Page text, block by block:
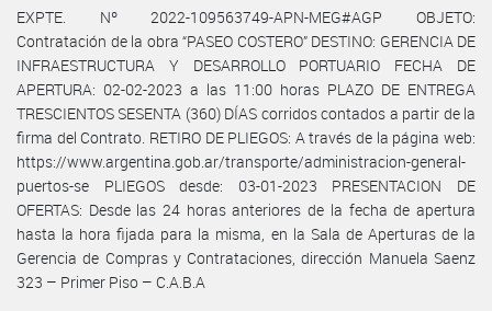
EXPTE. Nº 2022-109563749-APN-MEG#AGP OBJETO:
Contratación de la obra “PASEO COSTERO” DESTINO: GERENCIA DE
INFRAESTRUCTURA Y DESARROLLO PORTUARIO FECHA DE
APERTURA: 02-02-2023 a las 11:00 horas PLAZO DE ENTREGA
TRESCIENTOS SESENTA (360) DÍAS corridos contados a partir de la
firma del Contrato. RETIRO DE PLIEGOS: A través de la página web:
https://www.argentina.gob.ar/transporte/administracion-general-
puertos-se PLIEGOS desde: 03-01-2023 PRESENTACION DE
OFERTAS: Desde las 24 horas anteriores de la fecha de apertura
hasta la hora fijada para la misma, en la Sala de Aperturas de la
Gerencia de Compras y Contrataciones, dirección Manuela Saenz
323 – Primer Piso – C.A.B.A